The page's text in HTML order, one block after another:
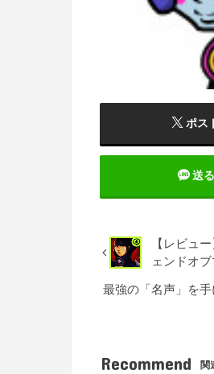
ポス
送る
【レビュ
ェンドオ
最強の「名声」を
Recommend 関